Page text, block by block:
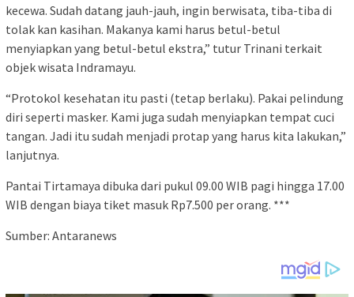
kecewa. Sudah datang jauh-jauh, ingin berwisata, tiba-tiba di
tolak kan kasihan. Makanya kami harus betul-betul
menyiapkan yang betul-betul ekstra,” tutur Trinani terkait
objek wisata Indramayu.
“Protokol kesehatan itu pasti (tetap berlaku). Pakai pelindung
diri seperti masker. Kami juga sudah menyiapkan tempat cuci
tangan. Jadi itu sudah menjadi protap yang harus kita lakukan,”
lanjutnya.
Pantai Tirtamaya dibuka dari pukul 09.00 WIB pagi hingga 17.00
WIB dengan biaya tiket masuk Rp7.500 per orang. ***
Sumber: Antaranews